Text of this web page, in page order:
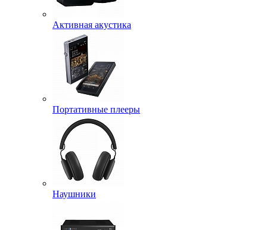
Активная акустика
Портативные плееры
Наушники